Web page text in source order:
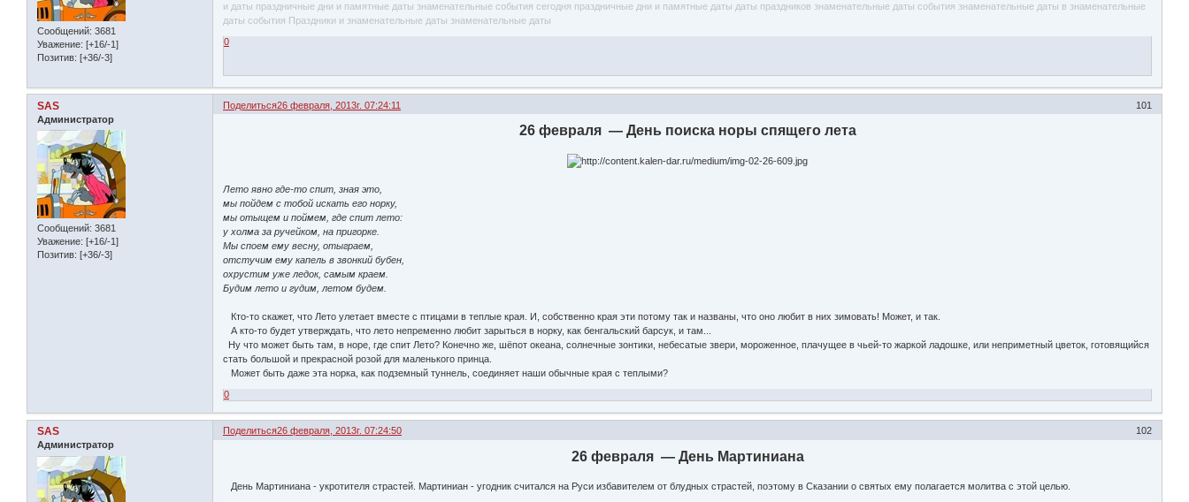
Сообщений: 3681
Уважение: [+16/-1]
Позитив: [+36/-3]
и даты праздничные дни и памятные даты знаменательные события сегодня праздничные дни и памятные даты даты праздников знаменательные даты события знаменательные даты в знаменательные
даты события Праздники и знаменательные даты знаменательные даты
0
Поделиться 101
26 февраля, 2013г. 07:24:11
SAS
Администратор
Сообщений: 3681
Уважение: [+16/-1]
Позитив: [+36/-3]
26 февраля — День поиска норы спящего лета
Лето явно где-то спит, зная это,
мы пойдем с тобой искать его норку,
мы отыщем и поймем, где спит лето:
у холма за ручейком, на пригорке.
Мы споем ему весну, отыграем,
отстучим ему капель в звонкий бубен,
охрустим уже ледок, самым краем.
Будим лето и гудим, летом будем.
Кто-то скажет, что Лето улетает вместе с птицами в теплые края. И, собственно края эти потому так и названы, что оно любит в них зимовать! Может, и так.
А кто-то будет утверждать, что лето непременно любит зарыться в норку, как бенгальский барсук, и там...
Ну что может быть там, в норе, где спит Лето? Конечно же, шёпот океана, солнечные зонтики, небесатые звери, мороженное, плачущее в чьей-то жаркой ладошке, или неприметный цветок, готовящийся
стать большой и прекрасной розой для маленького принца.
Может быть даже эта норка, как подземный туннель, соединяет наши обычные края с теплыми?
0
Поделиться 102
26 февраля, 2013г. 07:24:50
SAS
Администратор
26 февраля — День Мартиниана
День Мартиниана - укротителя страстей. Мартиниан - угодник считался на Руси избавителем от блудных страстей, поэтому в Сказании о святых ему полагается молитва с этой целью.